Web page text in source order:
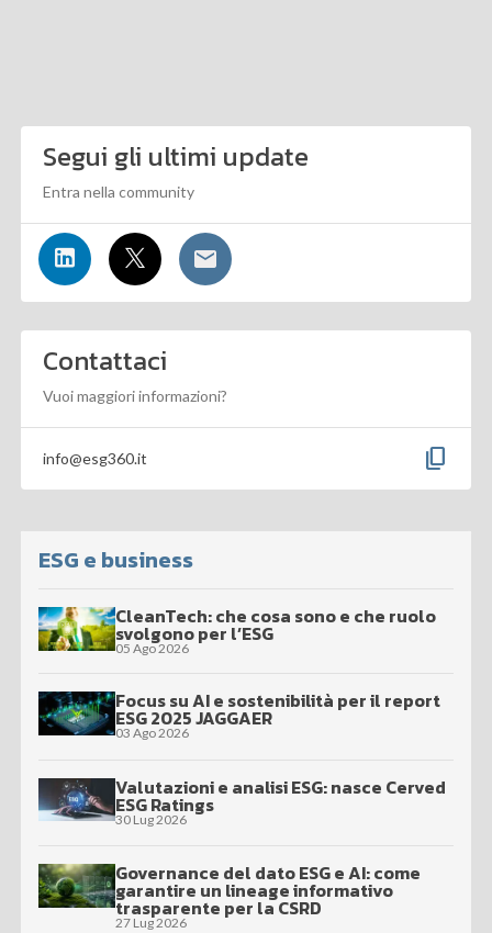
Segui gli ultimi update
Entra nella community
Contattaci
Vuoi maggiori informazioni?
info@esg360.it content_copy
ESG e business
CleanTech: che cosa sono e che ruolo
svolgono per l’ESG
05 Ago 2026
Focus su AI e sostenibilità per il report
ESG 2025 JAGGAER
03 Ago 2026
Valutazioni e analisi ESG: nasce Cerved
ESG Ratings
30 Lug 2026
Governance del dato ESG e AI: come
garantire un lineage informativo
trasparente per la CSRD
27 Lug 2026